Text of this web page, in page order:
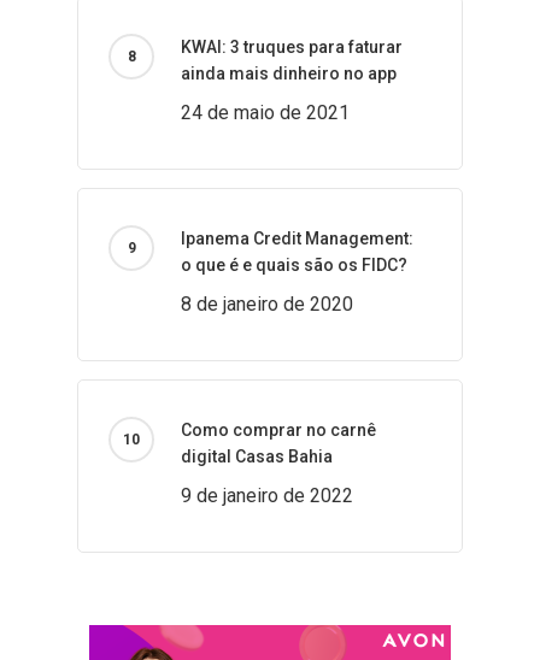
KWAI: 3 truques para faturar
ainda mais dinheiro no app
24 de maio de 2021
Ipanema Credit Management:
o que é e quais são os FIDC?
8 de janeiro de 2020
Como comprar no carnê
digital Casas Bahia
9 de janeiro de 2022